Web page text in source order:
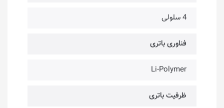
4 سلولی
فناوری باتری
Li-Polymer
ظرفیت باتری